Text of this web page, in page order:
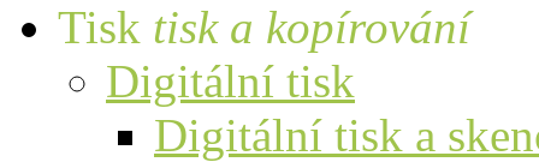
Tisk tisk a kopírování
Digitální tisk
Digitální tisk a